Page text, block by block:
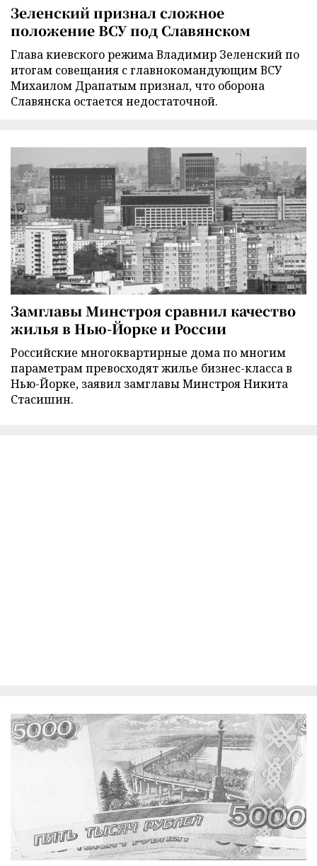
Зеленский признал сложное
положение ВСУ под Славянском
Глава киевского режима Владимир Зеленский по
итогам совещания с главнокомандующим ВСУ
Михаилом Драпатым признал, что оборона
Славянска остается недостаточной.
Замглавы Минстроя сравнил качество
жилья в Нью-Йорке и России
Российские многоквартирные дома по многим
параметрам превосходят жилье бизнес-класса в
Нью-Йорке, заявил замглавы Минстроя Никита
Стасишин.